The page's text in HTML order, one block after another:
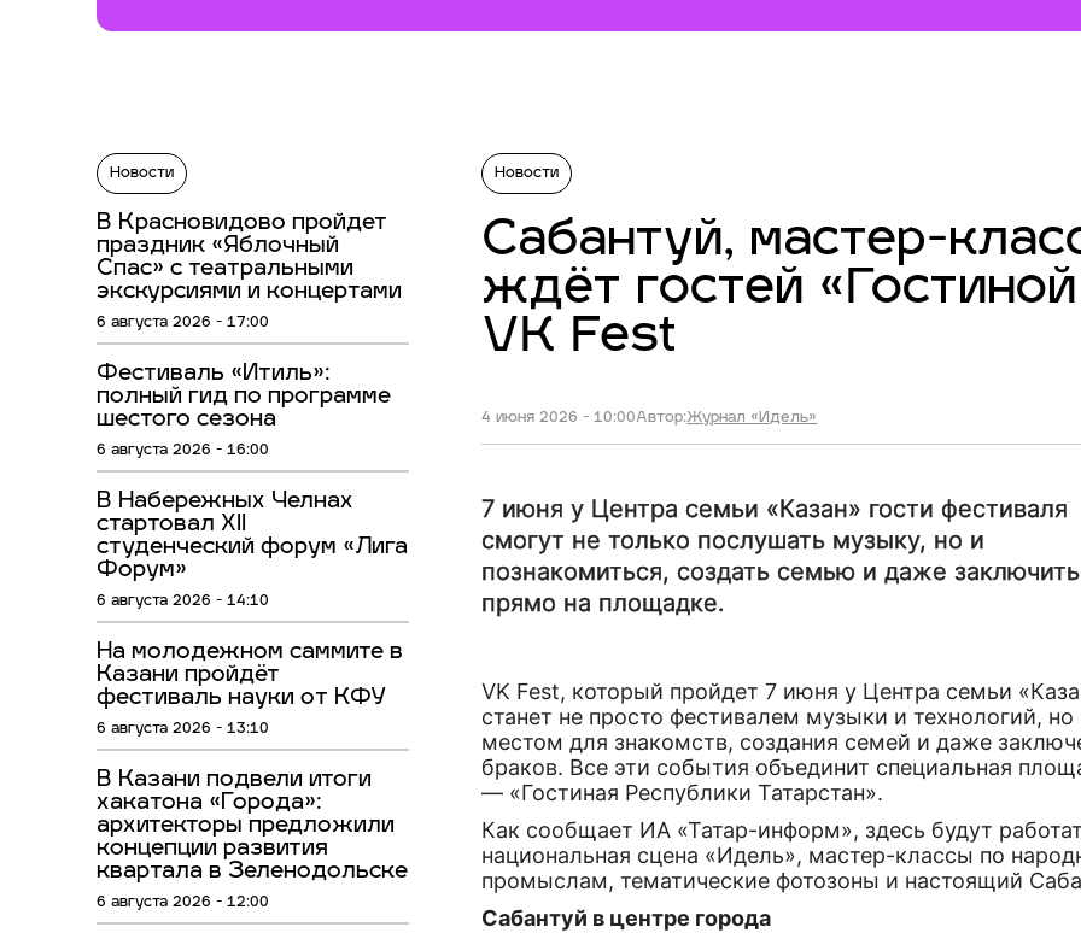
Новости
В Красновидово пройдет
праздник «Яблочный
Спас» с театральными
экскурсиями и концертами
6 августа 2026 - 17:00
Фестиваль «Итиль»:
полный гид по программе
шестого сезона
6 августа 2026 - 16:00
В Набережных Челнах
стартовал XII
студенческий форум «Лига
Форум»
6 августа 2026 - 14:10
На молодежном саммите в
Казани пройдёт
фестиваль науки от КФУ
6 августа 2026 - 13:10
В Казани подвели итоги
хакатона «Города»:
архитекторы предложили
концепции развития
квартала в Зеленодольске
6 августа 2026 - 12:00
Новости
Сабантуй, мастер-
ждёт гостей
VK Fest
4 июня 2026 - 10:00Автор:Журнал «Идель»
7 июня у Центра семьи «Казан» гости фестиваля
смогут не только послушать музыку, но и
познакомиться, создать семью и даже
прямо на площадке.
VK Fest, который пройдет 7 июня у Центра семьи
станет не просто фестивалем музыки и технологий, но
местом для знакомств, создания семей и даже
браков. Все эти события объединит специальная
— «Гостиная Республики Татарстан».
Как сообщает ИА «Татар-информ», здесь будут
национальная сцена «Идель», мастер-классы по
промыслам, тематические фотозоны и настоящий
Сабантуй в центре города